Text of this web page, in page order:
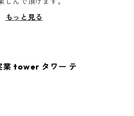
もっと見る
業 tower タワー テ